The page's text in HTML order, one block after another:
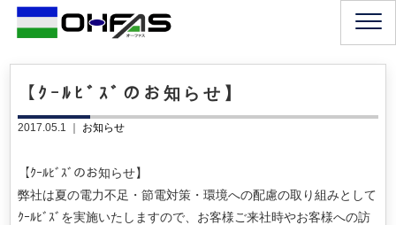
【ｸｰﾙﾋﾞｽﾞのお知らせ】
2017.05.1 ｜ お知らせ
【ｸｰﾙﾋﾞｽﾞのお知らせ】
弊社は夏の電力不足・節電対策・環境への配慮の取り組みとして
ｸｰﾙﾋﾞｽﾞを実施いたしますので、お客様ご来社時やお客様への訪